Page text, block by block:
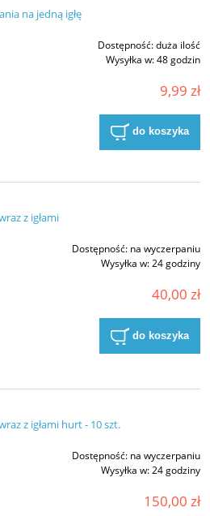
na jedną igłę
Dostępność:duża ilość
Wysyłka w:48 godzin
9,99 zł
do koszyka
z igłami
Dostępność: na wyczerpaniu
Wysyłka w:24 godziny
40,00 zł
do koszyka
z igłami hurt - 10 szt.
Dostępność: na wyczerpaniu
Wysyłka w:24 godziny
150,00 zł